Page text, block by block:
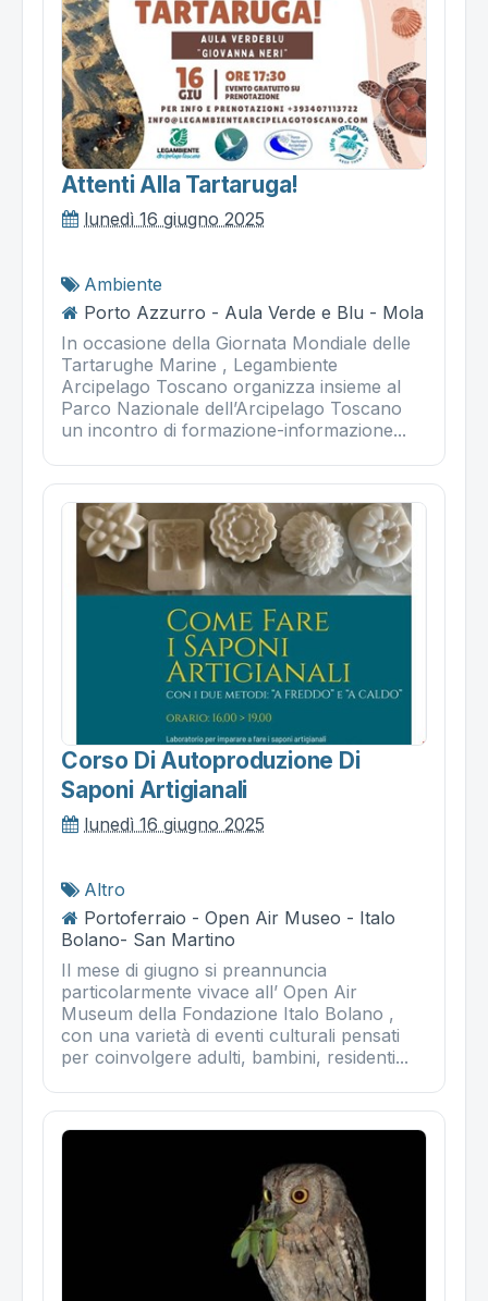
Attenti Alla Tartaruga!
lunedì 16 giugno 2025
Ambiente
Porto Azzurro - Aula Verde e Blu - Mola
In occasione della Giornata Mondiale delle
Tartarughe Marine , Legambiente
Arcipelago Toscano organizza insieme al
Parco Nazionale dell’Arcipelago Toscano
un incontro di formazione-informazione...
Corso Di Autoproduzione Di
Saponi Artigianali
lunedì 16 giugno 2025
Altro
Portoferraio - Open Air Museo - Italo
Bolano- San Martino
Il mese di giugno si preannuncia
particolarmente vivace all’ Open Air
Museum della Fondazione Italo Bolano ,
con una varietà di eventi culturali pensati
per coinvolgere adulti, bambini, residenti...